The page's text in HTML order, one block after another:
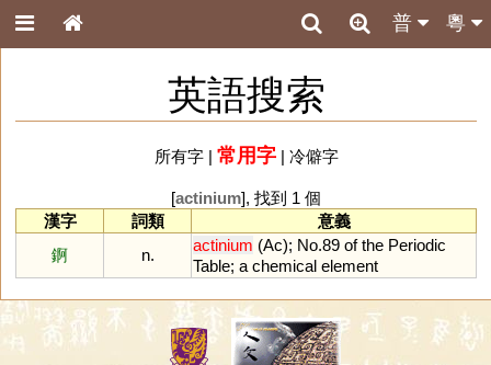
粵
普
英語搜索
所有字| 常用字| 冷僻字
[actinium], 找到 1 個
漢字
詞類
意義
錒
n.
actinium (Ac); No.89 of the Periodic
Table; a chemical element